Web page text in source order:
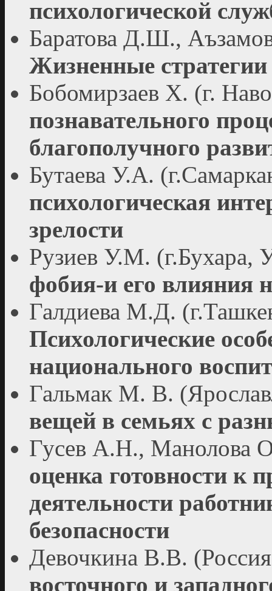
психологической
Баратова Д.Ш.,
Жизненные
Бобомирзаев Х. (г.
познавательного
благополучного
Бутаева У.А.
психологическая
зрелости
Рузиев У.М. (г.Бухара,
фобия-и его влияния
Галдиева М.Д.
Психологические
национального
Гальмак М. В.
вещей в семьях с
Гусев А.Н., Манолова
оценка готовности к
деятельности
безопасности
Девочкина В.В.
восточного и